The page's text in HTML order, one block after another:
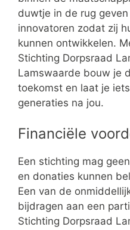
duwtje in de rug
innovatoren zodat zij
kunnen ontwikkelen.
Stichting Dorpsraad
Lamswaarde bouw je
toekomst en laat je
generaties na jou.
Financiële
Een stichting mag
en donaties kunnen
Een van de
bijdragen aan een
Stichting Dorpsraad